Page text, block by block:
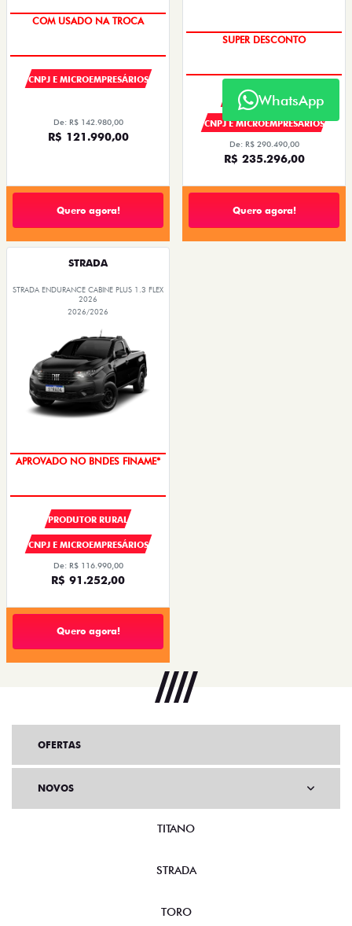
COM USADO NA TROCA
CNPJ E MICROEMPRESÁRIOS
De: R$ 142.980,00
R$ 121.990,00
Quero agora!
SUPER DESCONTO
PRODUTOR RURAL
CNPJ E MICROEMPRESÁRIOS
De: R$ 290.490,00
R$ 235.296,00
Quero agora!
STRADA
STRADA ENDURANCE CABINE PLUS 1.3 FLEX
2026
2026/2026
APROVADO NO BNDES FINAME*
PRODUTOR RURAL
CNPJ E MICROEMPRESÁRIOS
De: R$ 116.990,00
R$ 91.252,00
Quero agora!
WhatsApp
OFERTAS
NOVOS
TITANO
STRADA
TORO